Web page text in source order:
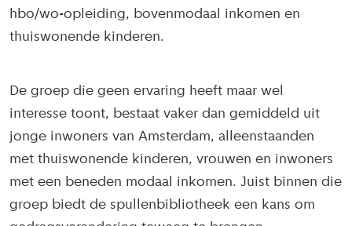
hbo/wo-opleiding, bovenmodaal inkomen en
thuiswonende kinderen.
De groep die geen ervaring heeft maar wel
interesse toont, bestaat vaker dan gemiddeld uit
jonge inwoners van Amsterdam, alleenstaanden
met thuiswonende kinderen, vrouwen en inwoners
met een beneden modaal inkomen. Juist binnen die
groep biedt de spullenbibliotheek een kans om